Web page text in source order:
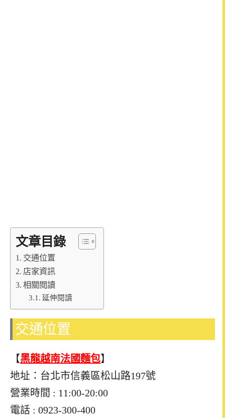
文章目錄
交通位置
店家資訊
相關閱讀
延伸閱讀
交通位置
【黑龍越南法國麵包】
地址：台北市信義區松山路197號
營業時間 : 11:00-20:00
電話 : 0923-300-400